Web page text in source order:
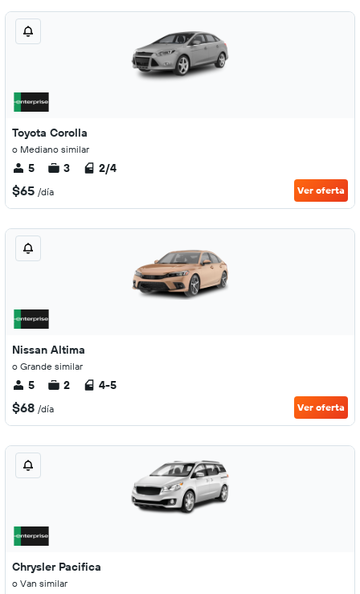
Toyota Corolla
o Mediano similar
5 3 2/4
$65 /día Ver oferta
Nissan Altima
o Grande similar
5 2 4-5
$68 /día Ver oferta
Chrysler Pacifica
o Van similar